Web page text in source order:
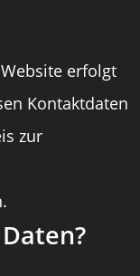
erfolgt
Kontaktdaten
zur